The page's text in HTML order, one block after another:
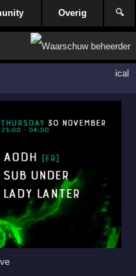
Overig 🔍
ical